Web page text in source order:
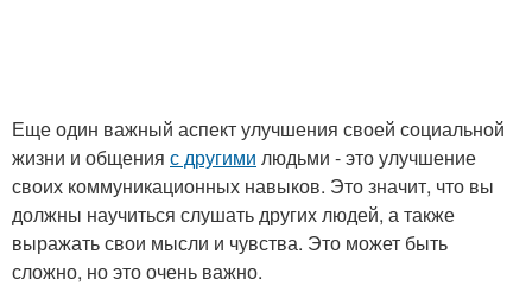
Еще один важный аспект улучшения своей социальной
жизни и общения с другими людьми - это улучшение
своих коммуникационных навыков. Это значит, что вы
должны научиться слушать других людей, а также
выражать свои мысли и чувства. Это может быть
сложно, но это очень важно.